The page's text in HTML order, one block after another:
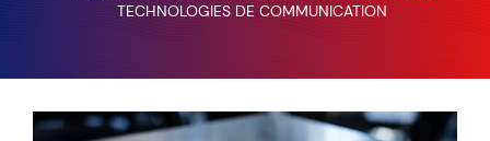
TECHNOLOGIES DE COMMUNICATION